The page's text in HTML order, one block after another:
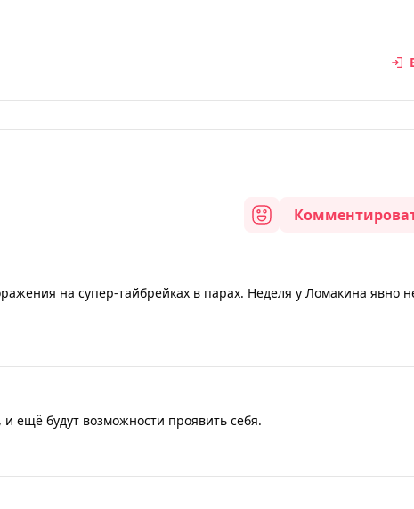
на супер-тайбрейках в парах. Неделя у Ломакина явно
ещё будут возможности проявить себя.